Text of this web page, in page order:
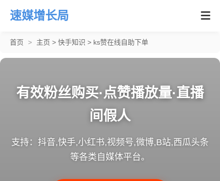
速媒增长局
首页 > 主页 > 快手知识 > ks赞在线自助下单
有效粉丝购买·点赞播放量·直播
间假人
支持：抖音,快手,小红书,视频号,微博,B站,西瓜头条
等各类自媒体平台。